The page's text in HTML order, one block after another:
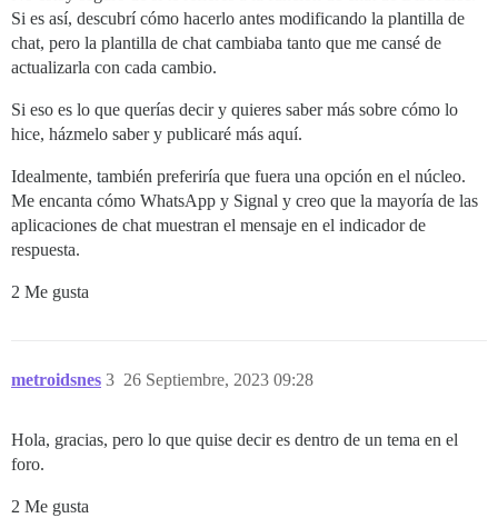
Si es así, descubrí cómo hacerlo antes modificando la plantilla de
chat, pero la plantilla de chat cambiaba tanto que me cansé de
actualizarla con cada cambio.
Si eso es lo que querías decir y quieres saber más sobre cómo lo
hice, házmelo saber y publicaré más aquí.
Idealmente, también preferiría que fuera una opción en el núcleo.
Me encanta cómo WhatsApp y Signal y creo que la mayoría de las
aplicaciones de chat muestran el mensaje en el indicador de
respuesta.
2 Me gusta
metroidsnes 26 Septiembre, 2023 09:28
3
Hola, gracias, pero lo que quise decir es dentro de un tema en el
foro.
2 Me gusta